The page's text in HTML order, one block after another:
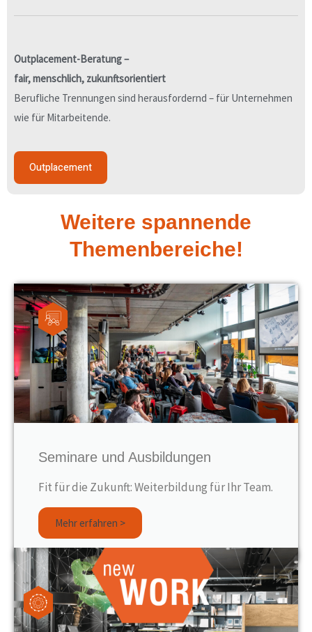
Outplacement-Beratung –
fair, menschlich, zukunftsorientiert
Berufliche Trennungen sind herausfordernd – für Unternehmen
wie für Mitarbeitende.
Outplacement
Weitere spannende
Themenbereiche!
Seminare und Ausbildungen
Fit für die Zukunft: Weiterbildung für Ihr Team.
Mehr erfahren >